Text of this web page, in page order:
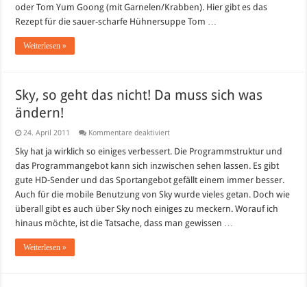
oder Tom Yum Goong (mit Garnelen/Krabben). Hier gibt es das
Rezept für die sauer-scharfe Hühnersuppe Tom …
Weiterlesen »
Sky, so geht das nicht! Da muss sich was
ändern!
24. April 2011 Kommentare deaktiviertfür
so
das
nicht!
Da
muss
was
ändern!
Sky hat ja wirklich so einiges verbessert. Die Programmstruktur und
das Programmangebot kann sich inzwischen sehen lassen. Es gibt
gute HD-Sender und das Sportangebot gefällt einem immer besser.
Auch für die mobile Benutzung von Sky wurde vieles getan. Doch wie
überall gibt es auch über Sky noch einiges zu meckern. Worauf ich
hinaus möchte, ist die Tatsache, dass man gewissen …
Weiterlesen »